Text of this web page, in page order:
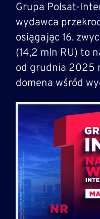
Grupa Polsat-
wydawca
osiągając 16.
(14,2 mln RU) to
od grudnia 2025
domena wśród